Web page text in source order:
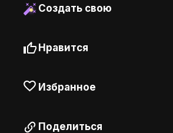
Создать свою
Нравится
Избранное
Поделиться